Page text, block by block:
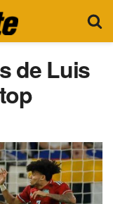
de Luis